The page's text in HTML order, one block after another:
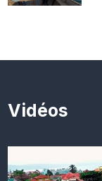
Vidéos